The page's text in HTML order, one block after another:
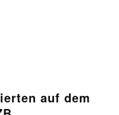
auf dem